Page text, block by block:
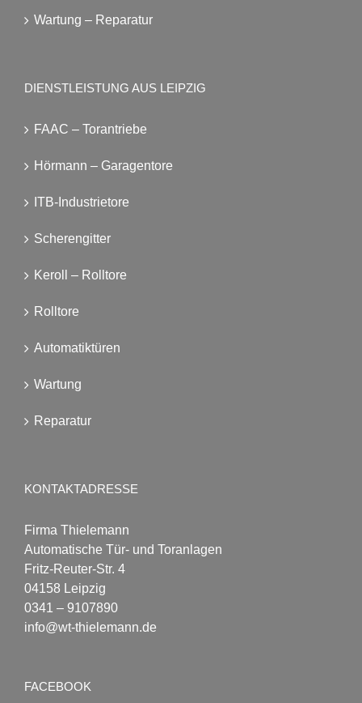
Wartung – Reparatur
DIENSTLEISTUNG AUS LEIPZIG
FAAC – Torantriebe
Hörmann – Garagentore
ITB-Industrietore
Scherengitter
Keroll – Rolltore
Rolltore
Automatiktüren
Wartung
Reparatur
KONTAKTADRESSE
Firma Thielemann
Automatische Tür- und Toranlagen
Fritz-Reuter-Str. 4
04158 Leipzig
0341 – 9107890
info@wt-thielemann.de
FACEBOOK